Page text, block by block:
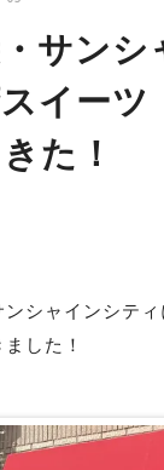
サンシ
イー
た！
ンシャインシテ
した！